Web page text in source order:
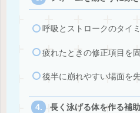
呼吸とストロークのタイ
疲れたときの修正項目を
後半に崩れやすい場面を
長く泳げる体を作る補